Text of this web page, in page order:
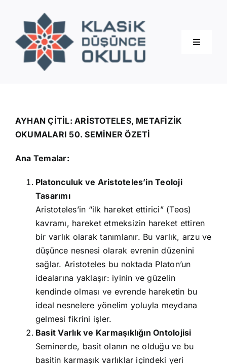
content
Toggle
Eğitimler
İletişim
AYHAN ÇİTİL: ARİSTOTELES, METAFİZİK
OKUMALARI 50. SEMİNER ÖZETİ
Ana Temalar:
Platonculuk ve Aristoteles’in Teoloji
Tasarımı
Aristoteles’in “ilk hareket ettirici” (Teos)
kavramı, hareket etmeksizin hareket ettiren
bir varlık olarak tanımlanır. Bu varlık, arzu ve
düşünce nesnesi olarak evrenin düzenini
sağlar. Aristoteles bu noktada Platon’un
idealarına yaklaşır: iyinin ve güzelin
kendinde olması ve evrende hareketin bu
ideal nesnelere yönelim yoluyla meydana
gelmesi fikrini işler.
Basit Varlık ve Karmaşıklığın Ontolojisi
Seminerde, basit olanın ne olduğu ve bu
basitin karmaşık varlıklar içindeki yeri